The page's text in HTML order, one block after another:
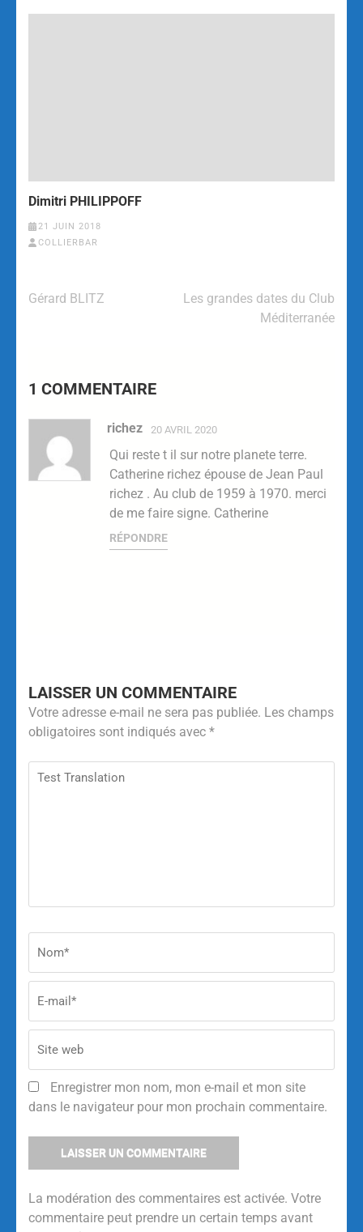
Dimitri PHILIPPOFF
21 JUIN 2018
COLLIERBAR
Gérard BLITZ
Les grandes dates du Club
Méditerranée
1 COMMENTAIRE
richez 20 AVRIL 2020
Qui reste t il sur notre planete terre.
Catherine richez épouse de Jean Paul
richez . Au club de 1959 à 1970. merci
de me faire signe. Catherine
RÉPONDRE
LAISSER UN COMMENTAIRE
Votre adresse e-mail ne sera pas publiée. Les champs
obligatoires sont indiqués avec *
Enregistrer mon nom, mon e-mail et mon site
dans le navigateur pour mon prochain commentaire.
La modération des commentaires est activée. Votre
commentaire peut prendre un certain temps avant